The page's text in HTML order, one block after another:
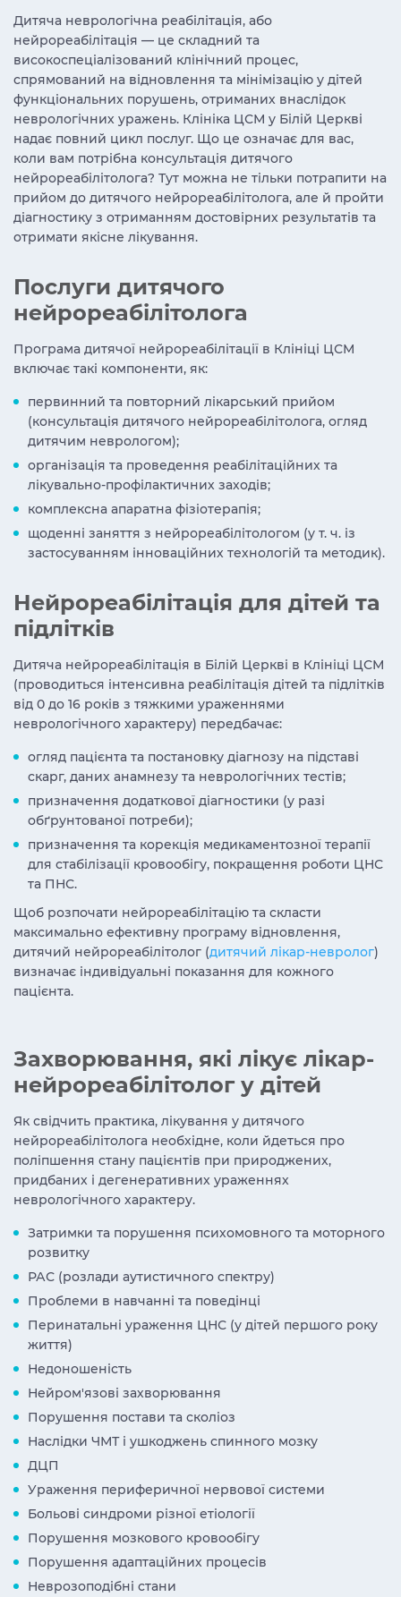
Дитяча неврологічна реабілітація, або
нейрореабілітація — це складний та
високоспеціалізований клінічний процес,
спрямований на відновлення та мінімізацію у дітей
функціональних порушень, отриманих внаслідок
неврологічних уражень. Клініка ЦСМ у Білій Церкві
надає повний цикл послуг. Що це означає для вас,
коли вам потрібна консультація дитячого
нейрореабілітолога? Тут можна не тільки потрапити на
прийом до дитячого нейрореабілітолога, але й пройти
діагностику з отриманням достовірних результатів та
отримати якісне лікування.
Послуги дитячого
нейрореабілітолога
Програма дитячої нейрореабілітації в Клініці ЦСМ
включає такі компоненти, як:
первинний та повторний лікарський прийом
(консультація дитячого нейрореабілітолога, огляд
дитячим неврологом);
організація та проведення реабілітаційних та
лікувально-профілактичних заходів;
комплексна апаратна фізіотерапія;
щоденні заняття з нейрореабілітологом (у т. ч. із
застосуванням інноваційних технологій та методик).
Нейрореабілітація для дітей та
підлітків
Дитяча нейрореабілітація в Білій Церкві в Клініці ЦСМ
(проводиться інтенсивна реабілітація дітей та підлітків
від 0 до 16 років з тяжкими ураженнями
неврологічного характеру) передбачає:
огляд пацієнта та постановку діагнозу на підставі
скарг, даних анамнезу та неврологічних тестів;
призначення додаткової діагностики (у разі
обґрунтованої потреби);
призначення та корекція медикаментозної терапії
для стабілізації кровообігу, покращення роботи ЦНС
та ПНС.
Щоб розпочати нейрореабілітацію та скласти
максимально ефективну програму відновлення,
дитячий нейрореабілітолог (дитячий лікар-невролог)
визначає індивідуальні показання для кожного
пацієнта.
Захворювання, які лікує лікар-
нейрореабілітолог у дітей
Як свідчить практика, лікування у дитячого
нейрореабілітолога необхідне, коли йдеться про
поліпшення стану пацієнтів при природжених,
придбаних і дегенеративних ураженнях
неврологічного характеру.
Затримки та порушення психомовного та моторного
розвитку
РАС (розлади аутистичного спектру)
Проблеми в навчанні та поведінці
Перинатальні ураження ЦНС (у дітей першого року
життя)
Недоношеність
Нейром'язові захворювання
Порушення постави та сколіоз
Наслідки ЧМТ і ушкоджень спинного мозку
ДЦП
Ураження периферичної нервової системи
Больові синдроми різної етіології
Порушення мозкового кровообігу
Порушення адаптаційних процесів
Неврозоподібні стани